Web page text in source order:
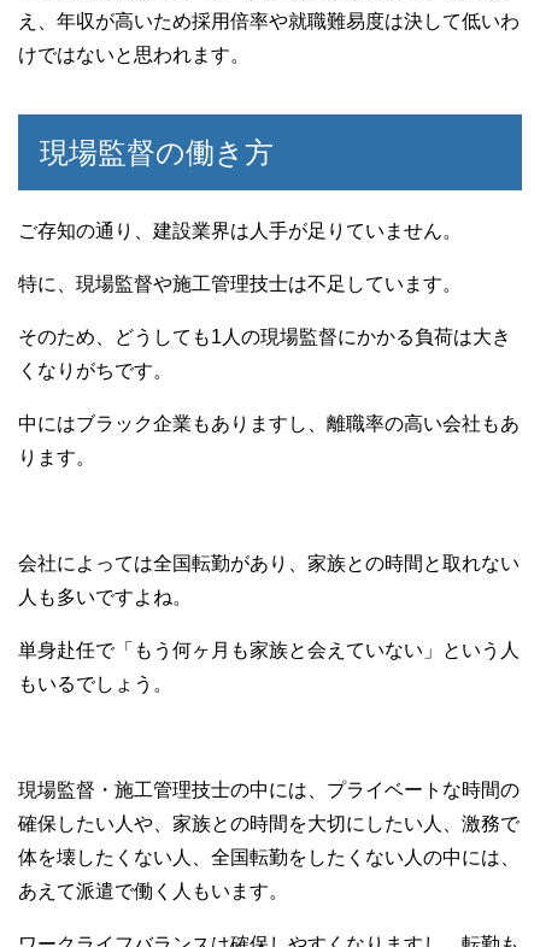
え、年収が高いため採用倍率や就職難易度は決して低いわ
けではないと思われます。
現場監督の働き方
ご存知の通り、建設業界は人手が足りていません。
特に、現場監督や施工管理技士は不足しています。
そのため、どうしても1人の現場監督にかかる負荷は大き
くなりがちです。
中にはブラック企業もありますし、離職率の高い会社もあ
ります。
会社によっては全国転勤があり、家族との時間と取れない
人も多いですよね。
単身赴任で「もう何ヶ月も家族と会えていない」という人
もいるでしょう。
現場監督・施工管理技士の中には、プライベートな時間の
確保したい人や、家族との時間を大切にしたい人、激務で
体を壊したくない人、全国転勤をしたくない人の中には、
あえて派遣で働く人もいます。